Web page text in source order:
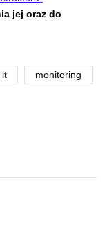
jej oraz do
it monitoring